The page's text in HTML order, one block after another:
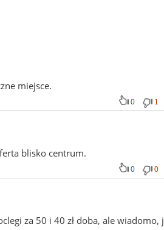
miejsce.
0 1
blisko centrum.
0 0
za 50 i 40 zł doba, ale wiadomo,